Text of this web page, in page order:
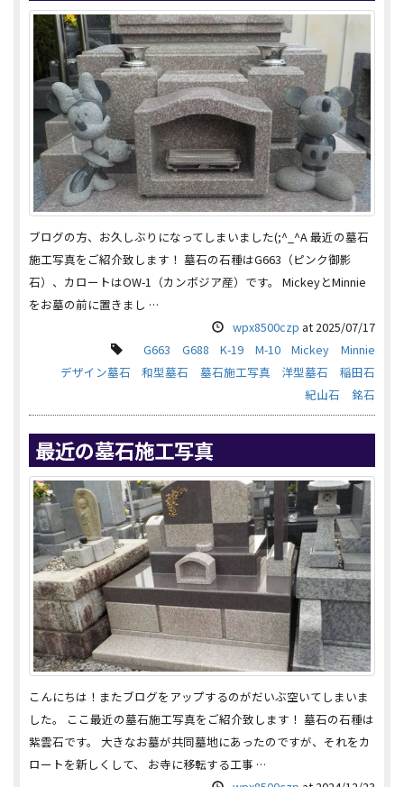
ブログの方、お久しぶりになってしまいました(;^_^A 最近の墓石
施工写真をご紹介致します！ 墓石の石種はG663（ピンク御影
石）、カロートはOW-1（カンボジア産）です。 MickeyとMinnie
をお墓の前に置きまし …
wpx8500czp at 2025/07/17
G663
G688 K-19 M-10 Mickey
Minnie
デザイン墓石
和型墓石 墓石施工写真 洋型墓石
稲田石
紀山石
銘石
最近の墓石施工写真
こんにちは！またブログをアップするのがだいぶ空いてしまいま
した。 ここ最近の墓石施工写真をご紹介致します！ 墓石の石種は
紫雲石です。 大きなお墓が共同墓地にあったのですが、それをカ
ロートを新しくして、 お寺に移転する工事 …